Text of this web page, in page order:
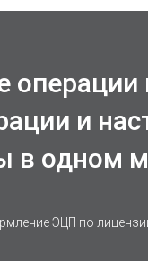
операции
и
в одном
ЭЦП по